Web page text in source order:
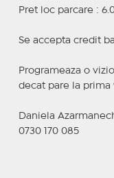
Pret loc parcare :
Se accepta credit
Programeaza o
decat pare la prima
Daniela
0730 170 085